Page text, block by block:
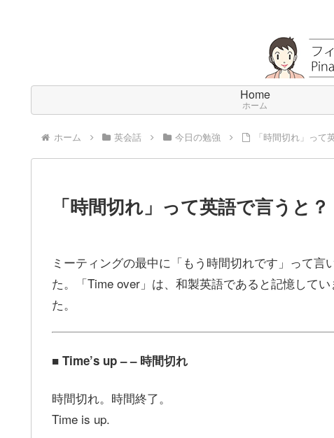
Home
ホーム
ホーム 英会話 今日の勉強 「時間切れ」って
「時間切れ」って英語で言うと？
ミーティングの最中に「もう時間切れです」って
た。「Time over」は、和製英語であると記憶して
た。
■ Time’s up – – 時間切れ
時間切れ。時間終了。
Time is up.